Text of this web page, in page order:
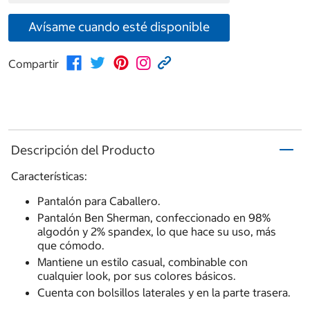
Avísame cuando esté disponible
Compartir
Descripción del Producto
Características:
Pantalón para Caballero.
Pantalón Ben Sherman, confeccionado en 98%
algodón y 2% spandex, lo que hace su uso, más
que cómodo.
Mantiene un estilo casual, combinable con
cualquier look, por sus colores básicos.
Cuenta con bolsillos laterales y en la parte trasera.